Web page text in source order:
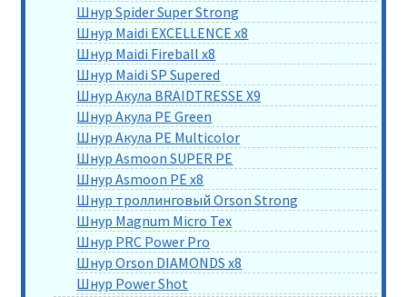
Шнур Spider Super Strong
Шнур Maidi EXCELLENCE x8
Шнур Maidi Fireball x8
Шнур Maidi SP Supered
Шнур Акула BRAIDTRESSE X9
Шнур Акула PE Green
Шнур Акула PE Multicolor
Шнур Asmoon SUPER PE
Шнур Asmoon PE x8
Шнур троллинговый Orson Strong
Шнур Magnum Micro Tex
Шнур PRC Power Pro
Шнур Orson DIAMONDS x8
Шнур Power Shot